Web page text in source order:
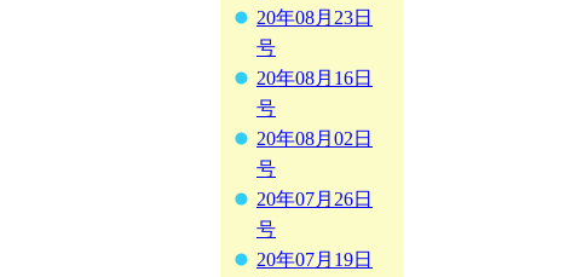
20年08月23日
号
20年08月16日
号
20年08月02日
号
20年07月26日
号
20年07月19日